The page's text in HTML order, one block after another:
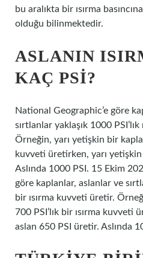
bu aralıkta bir ısırma
olduğu bilinmektedir.
ASLANIN
KAÇ PSI?
National Geographic’e göre
sırtlanlar yaklaşık 1000
Örneğin, yarı yetişkin bir
kuvveti üretirken, yarı
Aslında 1000 PSI. 15 Ekim
göre kaplanlar, aslanlar ve
bir ısırma kuvveti üretir.
700 PSI’lık bir ısırma kuvveti
aslan 650 PSI üretir. Aslında